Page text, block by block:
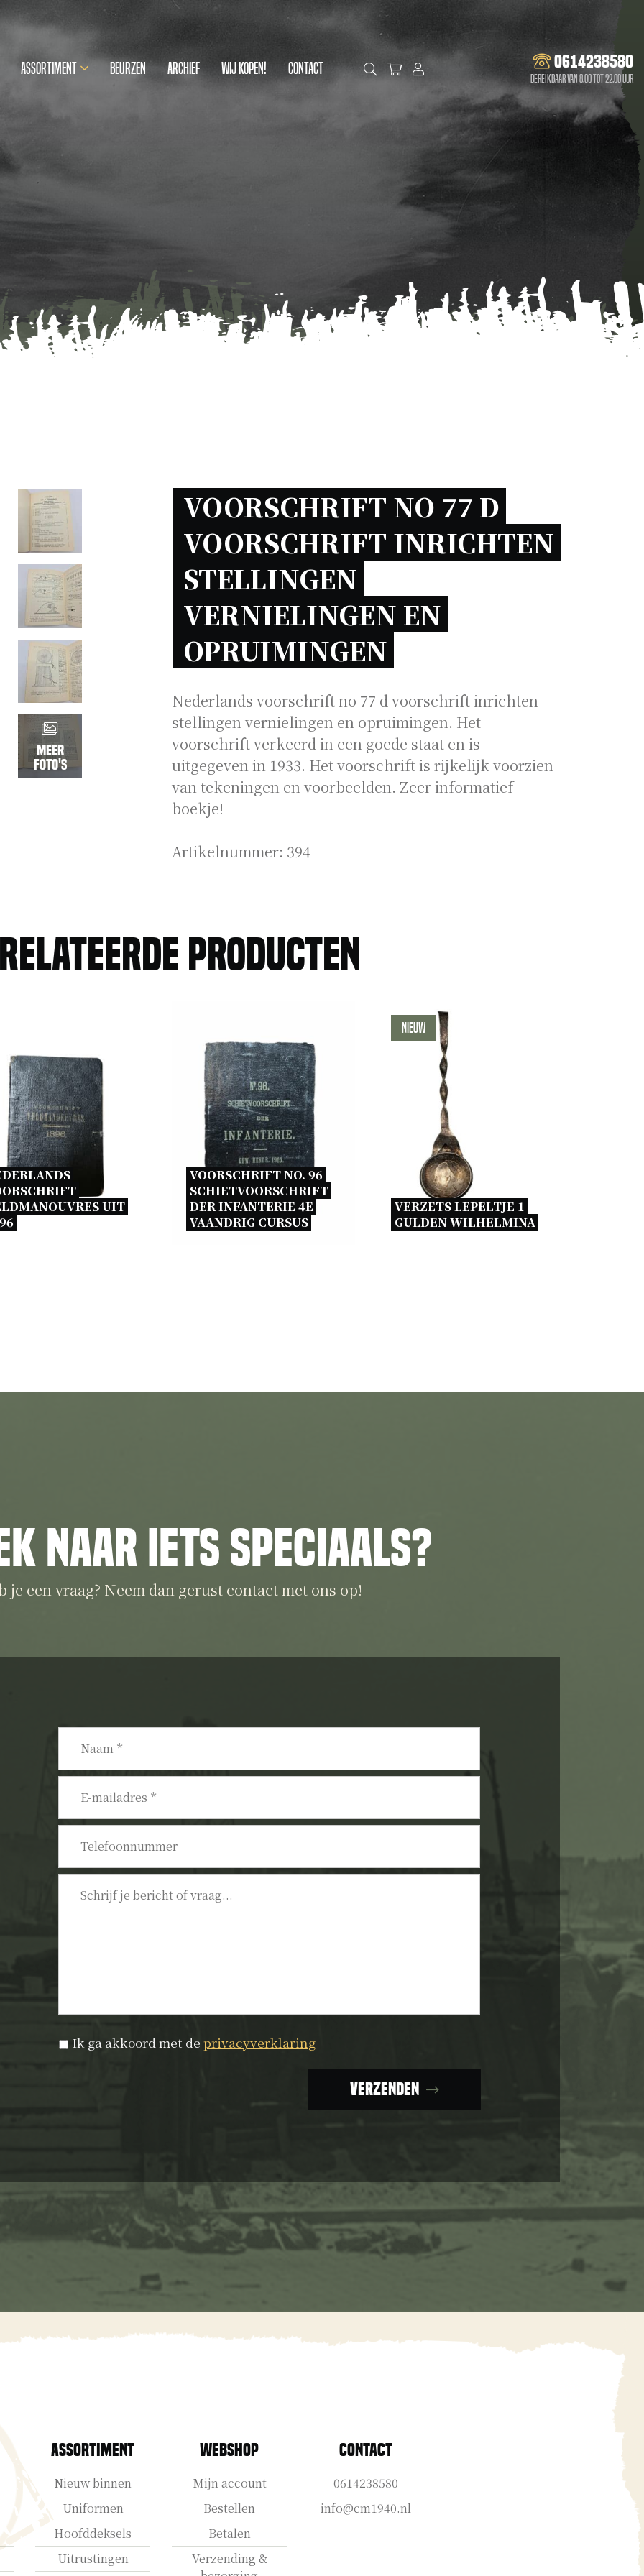
0614238580
Bereikbaar van 8.00 tot 22.00 uur
Assortiment Beurzen Archief Wij kopen! Contact
Meer
foto's
VOORSCHRIFT NO 77 D
VOORSCHRIFT INRICHTEN
STELLINGEN
VERNIELINGEN EN
OPRUIMINGEN
Nederlands voorschrift no 77 d voorschrift inrichten
stellingen vernielingen en opruimingen. Het
voorschrift verkeerd in een goede staat en is
uitgegeven in 1933. Het voorschrift is rijkelijk voorzien
van tekeningen en voorbeelden. Zeer informatief
boekje!
Artikelnummer: 394
producten
UIT
VOORSCHRIFT NO. 96
SCHIETVOORSCHRIFT
DER INFANTERIE 4E
VAANDRIG CURSUS
Nieuw
VERZETS LEPELTJE 1
GULDEN WILHELMINA
naar iets speciaals?
je een vraag? Neem dan gerust contact met ons op!
Naam *
E-
mailadres *
Telefoonnummer
Bericht
Privacyverklaring *
Ik ga akkoord met de privacyverklaring
Verzenden
Assortiment
Nieuw binnen
Uniformen
Hoofddeksels
Uitrustingen
Webshop
Mijn account
Bestellen
Betalen
Verzending &
Contact
0614238580
info@cm1940.nl